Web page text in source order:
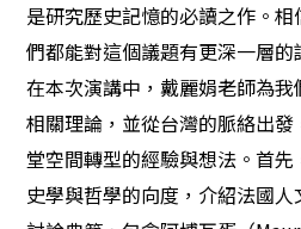
是研究歷史記憶的必讀之作。
們都能對這個議題有更深一層的
在本次演講中，戴麗娟老師為
相關理論，並從台灣的脈絡出
堂空間轉型的經驗與想法。首
史學與哲學的向度，介紹法國